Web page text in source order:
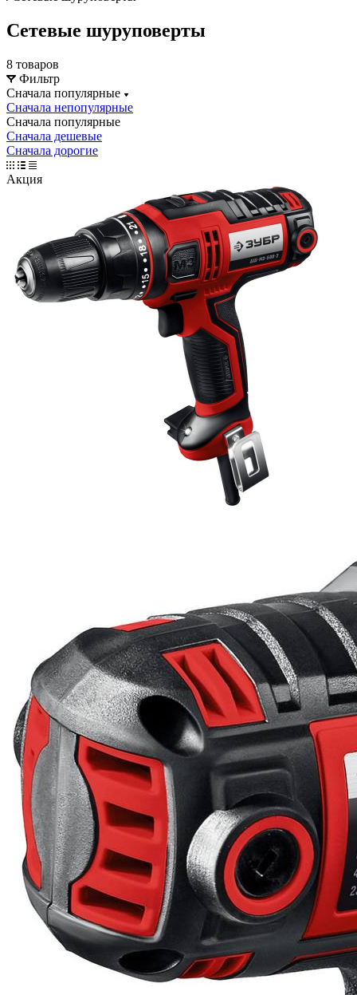
Сетевые шуруповерты
8 товаров
Фильтр
Сначала популярные
Сначала непопулярные
Сначала популярные
Сначала дешевые
Сначала дорогие
Акция